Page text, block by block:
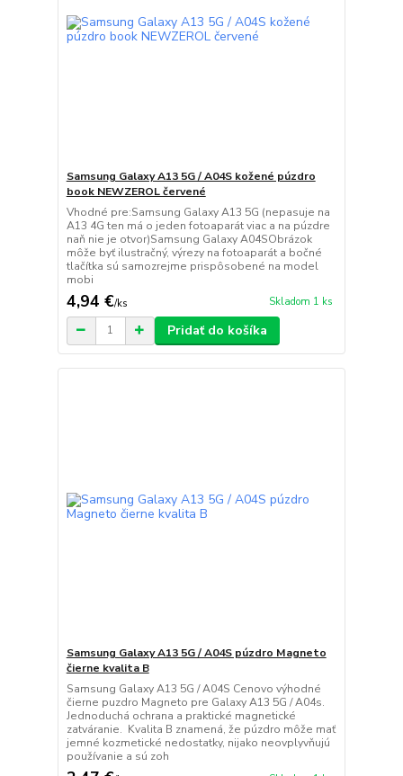
Samsung Galaxy A13 5G / A04S kožené púzdro
book NEWZEROL červené
Vhodné pre:Samsung Galaxy A13 5G (nepasuje na
A13 4G ten má o jeden fotoaparát viac a na púzdre
naň nie je otvor)Samsung Galaxy A04SObrázok
môže byť ilustračný, výrezy na fotoaparát a bočné
tlačítka sú samozrejme prispôsobené na model
mobi
4,94 €/ks Skladom 1 ks
Pridať do košíka
Samsung Galaxy A13 5G / A04S púzdro Magneto
čierne kvalita B
Samsung Galaxy A13 5G / A04S Cenovo výhodné
čierne puzdro Magneto pre Galaxy A13 5G / A04s.
Jednoduchá ochrana a praktické magnetické
zatváranie. Kvalita B znamená, že púzdro môže mať
jemné kozmetické nedostatky, nijako neovplyvňujú
používanie a sú zoh